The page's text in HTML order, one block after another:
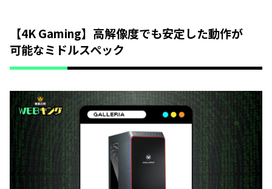
【4K Gaming】高解像度でも安定した動作が
可能なミドルスペック